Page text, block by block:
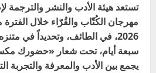
تستعد هيئة الأدب والنشر والترجمة
2026، في الطائف، وتحديداً في
سبعة أيام، تحت شعار «حضورك
يجمع بين الأدب والمعرفة والتجربة